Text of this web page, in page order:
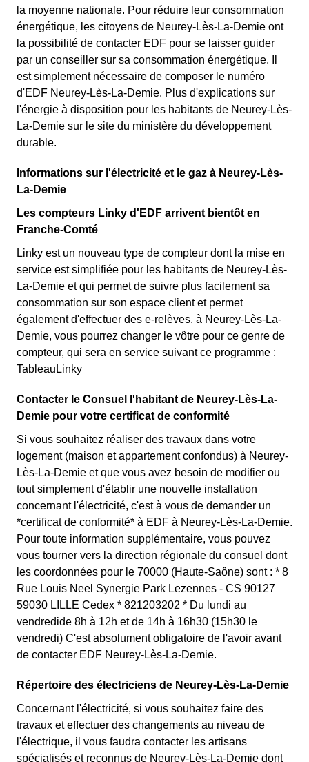
la moyenne nationale. Pour réduire leur consommation
énergétique, les citoyens de Neurey-Lès-La-Demie ont
la possibilité de contacter EDF pour se laisser guider
par un conseiller sur sa consommation énergétique. Il
est simplement nécessaire de composer le numéro
d'EDF Neurey-Lès-La-Demie. Plus d'explications sur
l'énergie à disposition pour les habitants de Neurey-Lès-
La-Demie sur le site du ministère du développement
durable.
Informations sur l'électricité et le gaz à Neurey-Lès-
La-Demie
Les compteurs Linky d'EDF arrivent bientôt en
Franche-Comté
Linky est un nouveau type de compteur dont la mise en
service est simplifiée pour les habitants de Neurey-Lès-
La-Demie et qui permet de suivre plus facilement sa
consommation sur son espace client et permet
également d'effectuer des e-relèves. à Neurey-Lès-La-
Demie, vous pourrez changer le vôtre pour ce genre de
compteur, qui sera en service suivant ce programme :
TableauLinky
Contacter le Consuel l'habitant de Neurey-Lès-La-
Demie pour votre certificat de conformité
Si vous souhaitez réaliser des travaux dans votre
logement (maison et appartement confondus) à Neurey-
Lès-La-Demie et que vous avez besoin de modifier ou
tout simplement d'établir une nouvelle installation
concernant l'électricité, c'est à vous de demander un
*certificat de conformité* à EDF à Neurey-Lès-La-Demie.
Pour toute information supplémentaire, vous pouvez
vous tourner vers la direction régionale du consuel dont
les coordonnées pour le 70000 (Haute-Saône) sont : * 8
Rue Louis Neel Synergie Park Lezennes - CS 90127
59030 LILLE Cedex * 821203202 * Du lundi au
vendredide 8h à 12h et de 14h à 16h30 (15h30 le
vendredi) C'est absolument obligatoire de l'avoir avant
de contacter EDF Neurey-Lès-La-Demie.
Répertoire des électriciens de Neurey-Lès-La-Demie
Concernant l'électricité, si vous souhaitez faire des
travaux et effectuer des changements au niveau de
l'électrique, il vous faudra contacter les artisans
spécialisés et reconnus de Neurey-Lès-La-Demie dont